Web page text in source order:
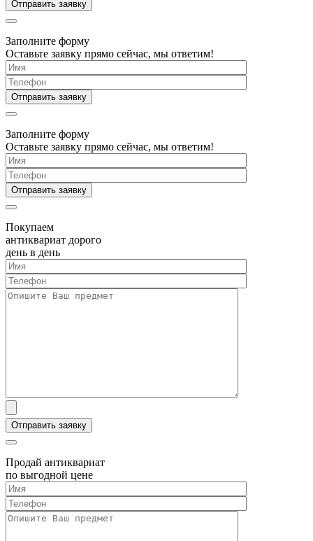
Заполните форму
Оставьте заявку прямо сейчас, мы ответим!
Заполните форму
Оставьте заявку прямо сейчас, мы ответим!
Покупаем
антиквариат дорого
день в день
Продай антиквариат
по выгодной цене